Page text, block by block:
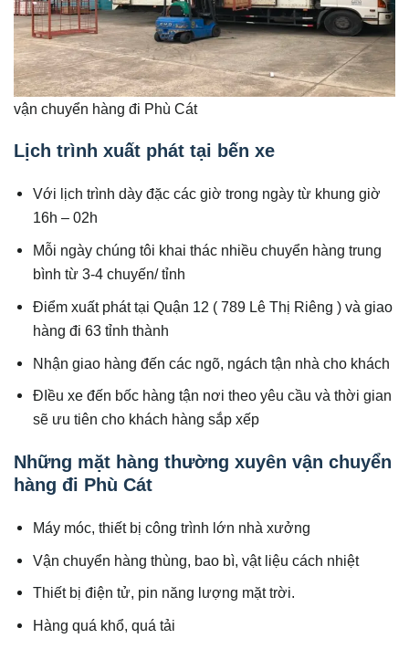
vận chuyển hàng đi Phù Cát
Lịch trình xuất phát tại bến xe
Với lịch trình dày đặc các giờ trong ngày từ khung giờ
16h – 02h
Mỗi ngày chúng tôi khai thác nhiều chuyển hàng trung
bình từ 3-4 chuyến/ tỉnh
Điểm xuất phát tại Quận 12 ( 789 Lê Thị Riêng ) và giao
hàng đi 63 tỉnh thành
Nhận giao hàng đến các ngõ, ngách tận nhà cho khách
ĐIều xe đến bốc hàng tận nơi theo yêu cầu và thời gian
sẽ ưu tiên cho khách hàng sắp xếp
Những mặt hàng thường xuyên vận chuyển
hàng đi Phù Cát
Máy móc, thiết bị công trình lớn nhà xưởng
Vận chuyển hàng thùng, bao bì, vật liệu cách nhiệt
Thiết bị điện tử, pin năng lượng mặt trời.
Hàng quá khổ, quá tải